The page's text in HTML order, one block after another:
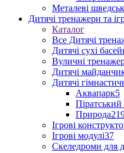
Металеві
Дитячі тренажери та
Каталог
Все Дитячі
Дитячі сухі
Вуличні
Дитячі
Дитячі
Аквапарк5
Піратський
Природа
Ігрові
Ігрові модулі37
Скеледроми для